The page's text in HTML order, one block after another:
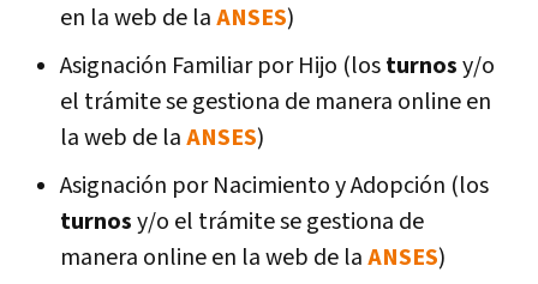
en la web de laANSES)
Asignación Familiar por Hijo (losturnosy/o
el trámite se gestiona de manera online en
la web de laANSES)
Asignación por Nacimiento y Adopción (los
turnosy/o el trámite se gestiona de
manera online en la web de laANSES)